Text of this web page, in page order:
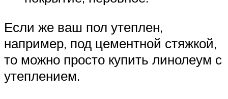
Если же ваш пол утеплен,
например, под цементной стяжкой,
то можно просто купить линолеум с
утеплением.